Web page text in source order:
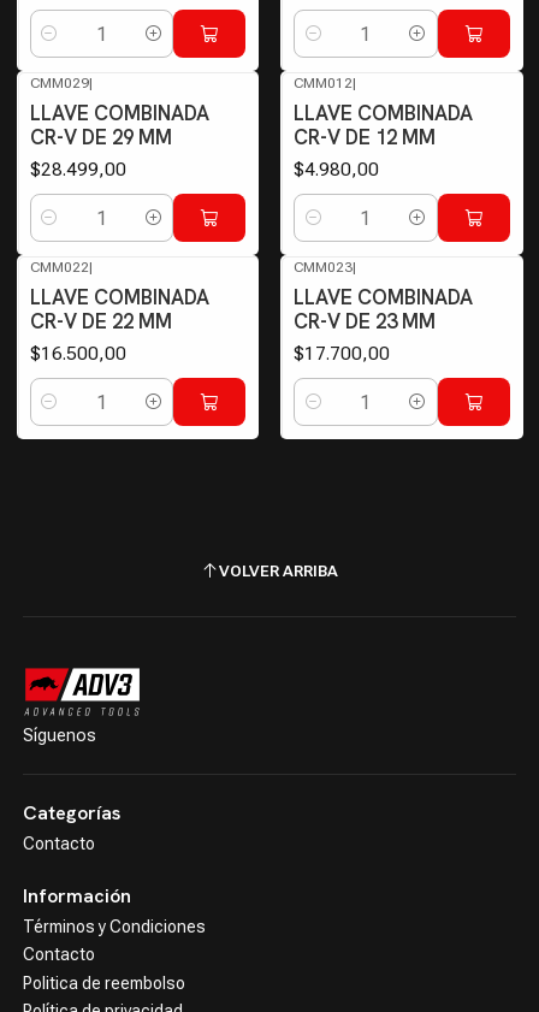
Cantidad Cantidad
CMM029|
LLAVE COMBINADA
CR-V DE 29 MM
$28.499,00
Cantidad
CMM012|
LLAVE COMBINADA
CR-V DE 12 MM
$4.980,00
Cantidad
CMM022|
LLAVE COMBINADA
CR-V DE 22 MM
$16.500,00
Cantidad
CMM023|
LLAVE COMBINADA
CR-V DE 23 MM
$17.700,00
Cantidad
VOLVER ARRIBA
Síguenos
Categorías
Contacto
Información
Términos y Condiciones
Contacto
Politica de reembolso